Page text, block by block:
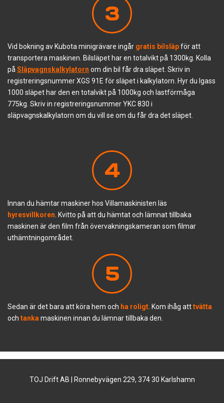
3
Vid bokning av Kubota minigrävare ingår gratis bilsläpför att
transportera maskinen. Bilsläpet har en totalvikt på 1300kg. Kolla
på Släpvagnskalkylatorn om din bil får dra släpet. Skriv in
registreringsnummer XGS 91E för släpet i kalkylatorn. Hyr du Igass
1000 släpet har den en totalvikt på 1000kg och lastförmåga
775kg. Skriv in registreringsnummer YKC 830 i
släpvagnskalkylatorn om du vill se om du får dra det släpet.
4
Innan du hämtar maskiner hos Villamaskinisten läs
hyresvillkoren . Kvitto på att du hämtat och lämnat tillbaka
maskinen är den film från övervakningskameran som filmar
uthämtningområdet.
5
Sedan är det bara att köra hem och ha roligt . Kom ihåg atttvätta
och tanka maskinen innan du lämnar tillbaka den.
TOJ Drift AB | Ronnebyvägen 229, 374 30 Karlshamn